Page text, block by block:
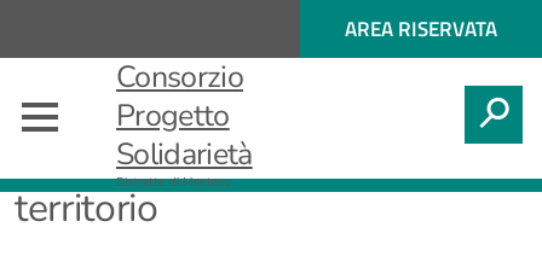
ACCESSO
AREA RISERVATA
Consorzio
Progetto
Solidarietà
Distretto di Mantova
Pianificazione e governo del
territorio